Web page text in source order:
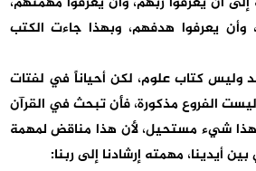
وأن يعرفوا هدفهم، وبهذا جاءت الكتب
وليس كتاب علوم، لكن أحياناً في لفتات
الفروع مذكورة، فأن تبحث في القرآن
هذا شيء مستحيل، لأن هذا مناقض لمهمة
أيدينا، مهمته إرشادنا إلى ربنا: